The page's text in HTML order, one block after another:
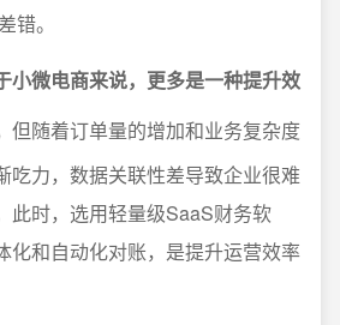
错。
小微电商来说，更多是一种提升效
但随着订单量的增加和业务复杂度
吃力，数据关联性差导致企业很难
此时，选用轻量级SaaS财务软
化和自动化对账，是提升运营效率